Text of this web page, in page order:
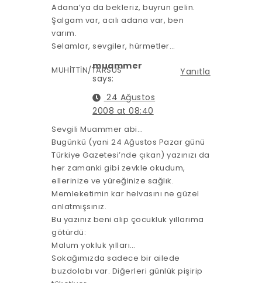
Adana’ya da bekleriz, buyrun gelin.
Şalgam var, acılı adana var, ben
varım.
Selamlar, sevgiler, hürmetler…
MUHİTTİN/TARSUS Yanıtla
muammer
says:
24 Ağustos
2008 at 08:40
Sevgili Muammer abi…
Bugünkü (yani 24 Ağustos Pazar günü
Türkiye Gazetesi’nde çıkan) yazınızı da
her zamanki gibi zevkle okudum,
ellerinize ve yüreğinize sağlık.
Memleketimin kar helvasını ne güzel
anlatmışsınız.
Bu yazınız beni alıp çocukluk yıllarıma
götürdü:
Malum yokluk yılları…
Sokağımızda sadece bir ailede
buzdolabı var. Diğerleri günlük pişirip